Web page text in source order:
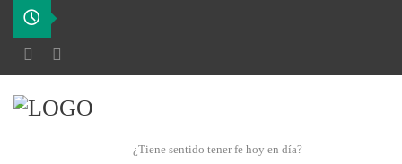
¿Tiene sentido tener fe hoy en día?